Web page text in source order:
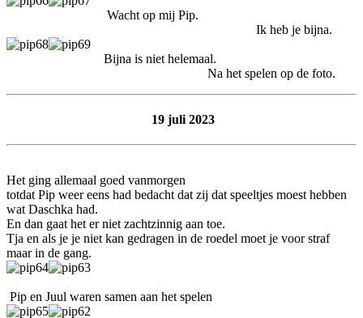
Wacht op mij Pip.
Ik heb je bijna.
Bijna is niet helemaal.
Na het spelen op de foto.
19 juli 2023
Het ging allemaal goed vanmorgen
totdat Pip weer eens had bedacht dat zij dat speeltjes moest hebben
wat Daschka had.
En dan gaat het er niet zachtzinnig aan toe.
Tja en als je je niet kan gedragen in de roedel moet je voor straf
maar in de gang.
Pip en Juul waren samen aan het spelen